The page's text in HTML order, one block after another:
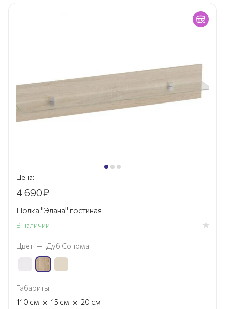
Цена:
4 690₽
Полка "Элана" гостиная
В наличии
Цвет — Дуб Сонома
Габариты
110 см × 15 см × 20 см